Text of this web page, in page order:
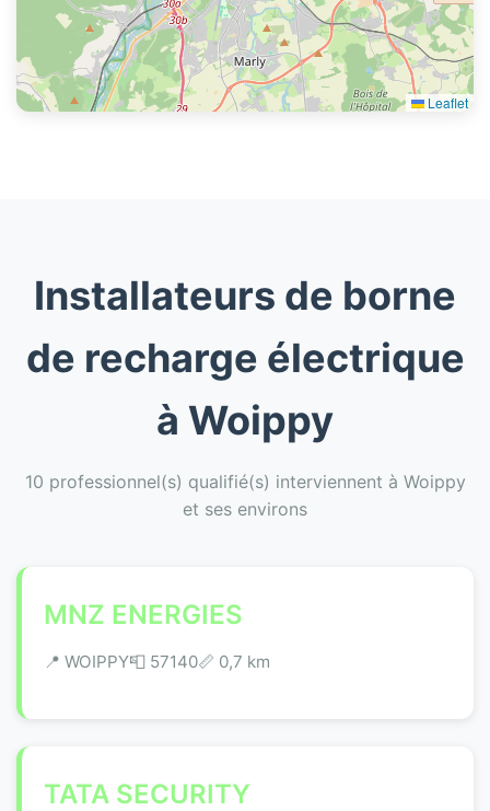
Leaflet
Installateurs de borne
de recharge électrique
à Woippy
10 professionnel(s) qualifié(s) interviennent à Woippy
et ses environs
MNZ ENERGIES
📍 WOIPPY📮 57140📏 0,7 km
TATA SECURITY